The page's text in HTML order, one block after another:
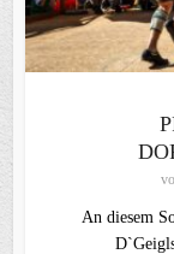
An diesem